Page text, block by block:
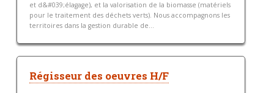
et d&#039;élagage), et la valorisation de la biomasse (matériels
pour le traitement des déchets verts). Nous accompagnons les
territoires dans la gestion durable de...
Régisseur des oeuvres H/F